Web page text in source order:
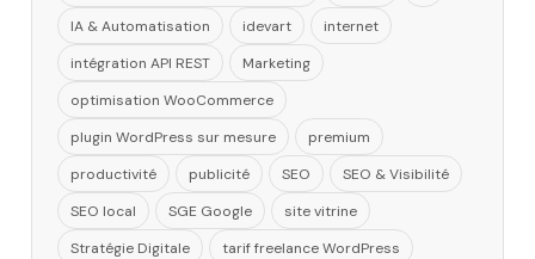
IA & Automatisation
idevart
internet
intégration API REST
Marketing
optimisation WooCommerce
plugin WordPress sur mesure
premium
productivité
publicité SEO
SEO & Visibilité
SEO local
SGE Google
site vitrine
Stratégie Digitale
tarif freelance WordPress